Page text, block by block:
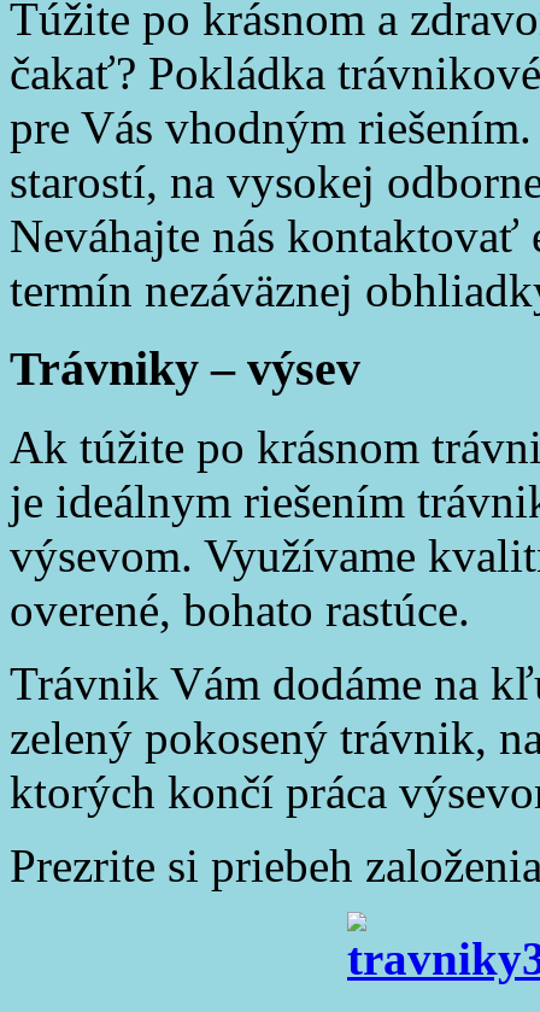
Túžite po krásnom a
čakať? Pokládka
pre Vás vhodným
starostí, na vysokej
Neváhajte nás kontaktovať
termín nezáväznej
Trávniky – výsev
Ak túžite po krásnom
je ideálnym riešením
výsevom. Využívame
overené, bohato rastúce.
Trávnik Vám dodáme na
zelený pokosený trávnik,
ktorých končí práca
Prezrite si priebeh